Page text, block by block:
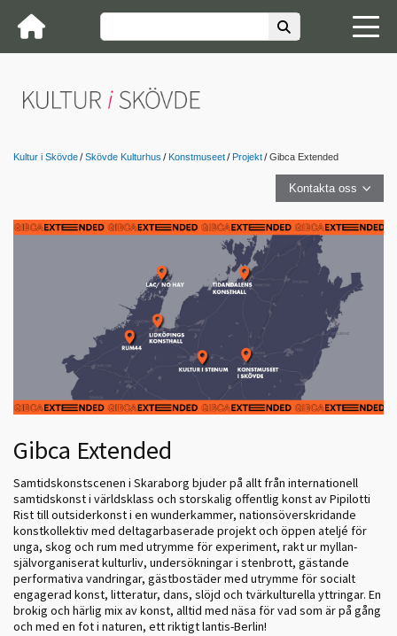
Kultur i Skövde Skövde Kulturhus Konstmuseet Projekt Gibca Extended
Kontakta oss
Gibca Extended
Samtidskonstscenen i Skaraborg bjuder på allt från internationell
samtidskonst i världsklass och storskalig offentlig konst av Pipilotti
Rist till outsiderkonst i en wunderkammer, nationsöverskridande
konstkollektiv med deltagarbaserade projekt och öppen ateljé för
unga, skog och rum med utrymme för experiment, rakt ur myllan-
självorganiserat kulturliv, undersökningar i stenbrott, gästande
performativa vandringar, gästbostäder med utrymme för socialt
engagerad konst, litteratur, dans, slöjd och tvärkulturella yttringar. En
brokig och härlig mix av konst, alltid med näsa för vad som är på gång
och med en fot i naturen, ett riktigt lantis-Berlin!